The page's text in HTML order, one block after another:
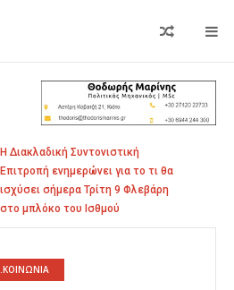
Η Διακλαδική Συντονιστική
Επιτροπή ενημερώνει για το τι θα
ισχύσει σήμερα Τρίτη 9 Φλεβάρη
στο μπλόκο του Ισθμού